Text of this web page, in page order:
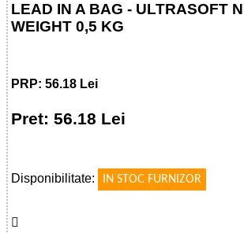
LEAD IN A BAG - ULTRASOFT
WEIGHT 0,5 KG
PRP: 56.18 Lei
Pret: 56.18 Lei
Disponibilitate:
IN STOC FURNIZOR